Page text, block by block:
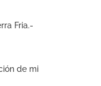
Fria.-
de mi